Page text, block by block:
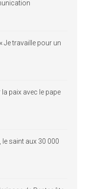
Je travaille pour un
paix avec le pape
le saint aux 30 000